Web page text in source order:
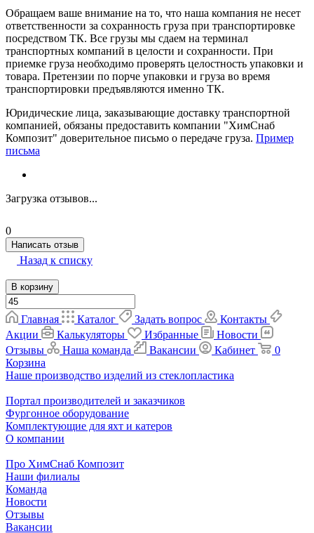
Обращаем ваше внимание на то, что наша компания не несет
ответственности за сохранность груза при транспортировке
посредством ТК. Все грузы мы сдаем на терминал
транспортных компаний в целости и сохранности. При
приемке груза необходимо проверять целостность упаковки и
товара. Претензии по порче упаковки и груза во время
транспортировки предъявляются именно ТК.
Юридические лица, заказывающие доставку транспортной
компанией, обязаны предоставить компании "ХимСнаб
Композит" доверительное письмо о передаче груза. Пример
письма
Загрузка отзывов...
0
Написать отзыв
Назад к списку
В корзину
Главная Каталог Задать вопрос
Контакты
Акции
Калькуляторы Избранные
Новости
Отзывы
Наша команда Вакансии Кабинет
0
Корзина
Наше производство изделий из стеклопластика
Портал производителей и заказчиков
Фургонное оборудование
Комплектующие для яхт и катеров
О компании
Про ХимСнаб Композит
Наши филиалы
Команда
Новости
Отзывы
Вакансии